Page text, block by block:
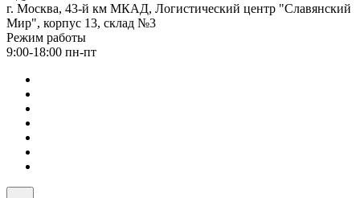
г. Москва, 43-й км МКАД, Логистический центр "Славянский
Мир", корпус 13, склад №3
Режим работы
9:00-18:00 пн-пт